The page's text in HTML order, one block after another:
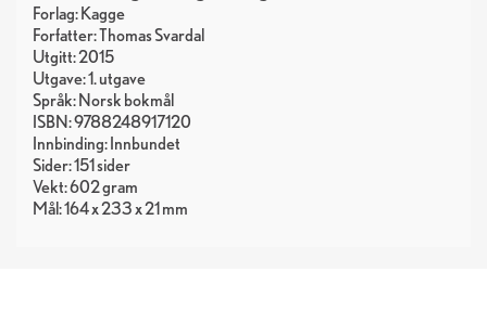
Forlag: Kagge
Forfatter: Thomas Svardal
Utgitt: 2015
Utgave: 1. utgave
Språk: Norsk bokmål
ISBN: 9788248917120
Innbinding: Innbundet
Sider: 151 sider
Vekt: 602 gram
Mål: 164 x 233 x 21 mm